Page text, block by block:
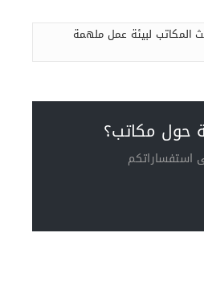
المكاتب لبيئة عمل ملهمة
حول مكاتب؟
استفساراتكم